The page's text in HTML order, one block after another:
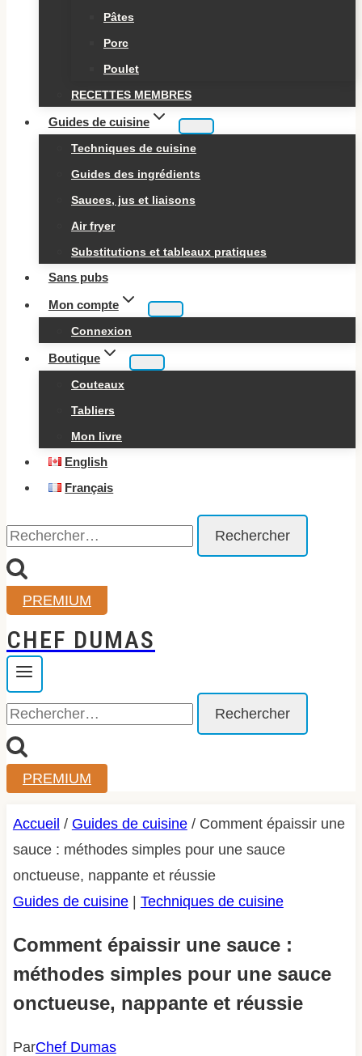
Pâtes
Porc
Poulet
RECETTES MEMBRES
Guides de cuisine
Techniques de cuisine
Guides des ingrédients
Sauces, jus et liaisons
Air fryer
Substitutions et tableaux pratiques
Sans pubs
Mon compte
Connexion
Boutique
Couteaux
Tabliers
Mon livre
English
Français
Rechercher :
PREMIUM
CHEF DUMAS
Rechercher :
PREMIUM
Accueil / Guides de cuisine / Comment épaissir une
sauce : méthodes simples pour une sauce
onctueuse, nappante et réussie
Guides de cuisine| Techniques de cuisine
Comment épaissir une sauce :
méthodes simples pour une sauce
onctueuse, nappante et réussie
ParChef Dumas